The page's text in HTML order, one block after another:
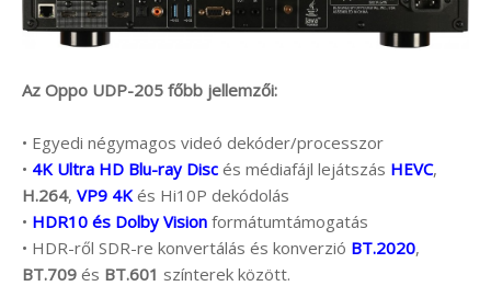
Az Oppo UDP-205 főbb jellemzői:
• Egyedi négymagos videó dekóder/processzor
• 4K Ultra HD Blu-ray Disc és médiafájl lejátszás HEVC,
H.264, VP9 4Kés Hi10P dekódolás
• HDR10 és Dolby Vision formátumtámogatás
• HDR-ről SDR-re konvertálás és konverzió BT.2020,
BT.709 és BT.601 színterek között.